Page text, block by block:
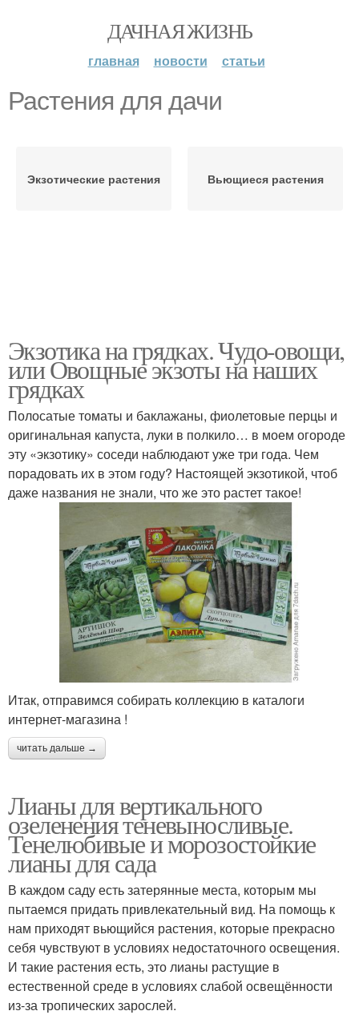
ДАЧНАЯ ЖИЗНЬ
главная новости статьи
Растения для дачи
Экзотические растения Вьющиеся растения
Экзотика на грядках. Чудо-овощи,
или Овощные экзоты на наших
грядках
Полосатые томаты и баклажаны, фиолетовые перцы и
оригинальная капуста, луки в полкило… в моем огороде
эту «экзотику» соседи наблюдают уже три года. Чем
порадовать их в этом году? Настоящей экзотикой, чтоб
даже названия не знали, что же это растет такое!
Итак, отправимся собирать коллекцию в каталоги
интернет-магазина !
читать дальше →
Лианы для вертикального
озеленения теневыносливые.
Тенелюбивые и морозостойкие
лианы для сада
В каждом саду есть затерянные места, которым мы
пытаемся придать привлекательный вид. На помощь к
нам приходят вьющийся растения, которые прекрасно
себя чувствуют в условиях недостаточного освещения.
И такие растения есть, это лианы растущие в
естественной среде в условиях слабой освещённости
из-за тропических зарослей.